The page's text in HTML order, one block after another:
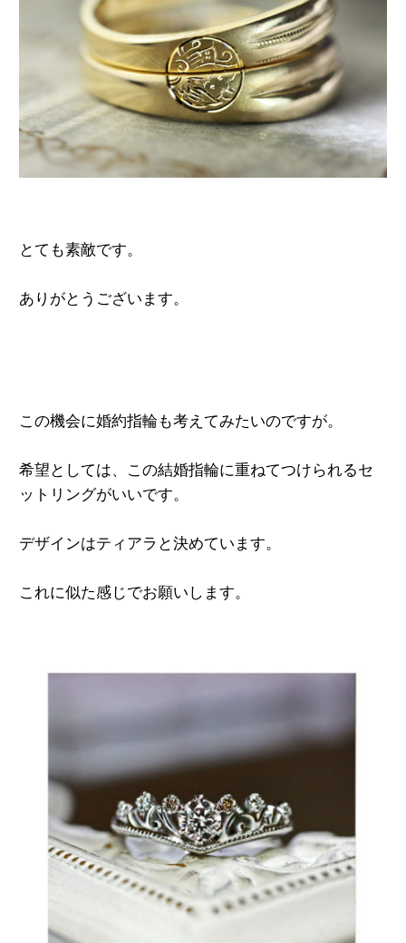
とても素敵です。
ありがとうございます。
この機会に婚約指輪も考えてみたいのですが。
希望としては、この結婚指輪に重ねてつけられるセ
ットリングがいいです。
デザインはティアラと決めています。
これに似た感じでお願いします。